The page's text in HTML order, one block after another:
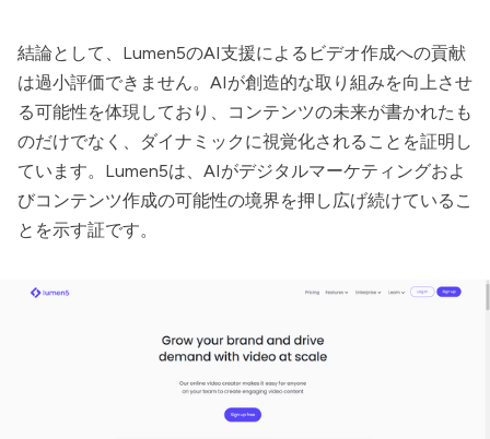
結論として、 Lumen5のAI支援によるビデオ作成への貢献
は過小評価できません。AIが創造的な取り組みを向上させ
る可能性を体現しており、コンテンツの未来が書かれたも
のだけでなく、ダイナミックに視覚化されることを証明し
ています。 Lumen5は、AIがデジタルマーケティングおよ
びコンテンツ作成の可能性の境界を押し広げ続けているこ
とを示す証です。